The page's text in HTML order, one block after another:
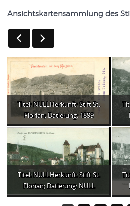
Ansichtskartensammlung des
Titel: NULLHerkunft: Stift St.
Florian; Datierung: 1899
Titel: NULLHerkunft: Stift St.
Florian; Datierung: NULL